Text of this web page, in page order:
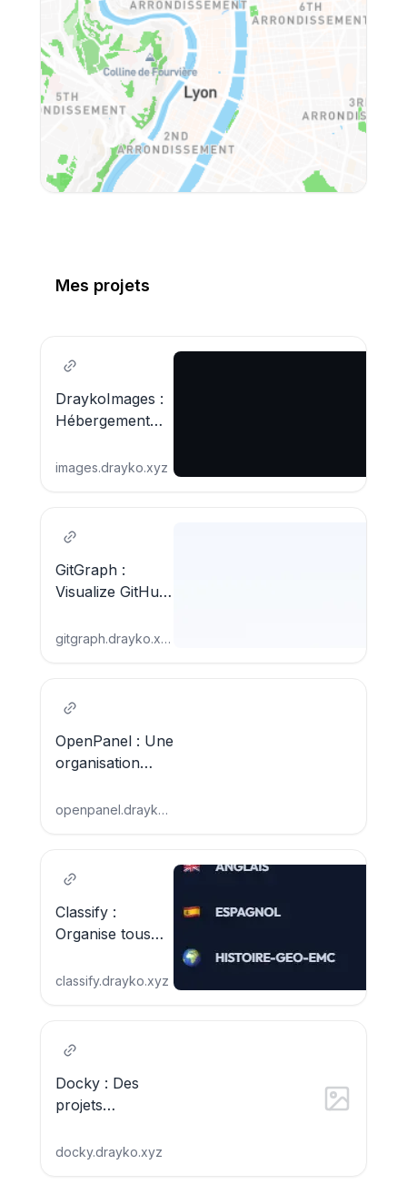
Mes projets
DraykoImages :
Hébergement
performant et
images.drayko.xyz
GitGraph :
Visualize GitHub
repositories withgitgraph.drayko.xyz
OpenPanel : Une
organisation
crée des panels
plus simple à
openpanel.drayko.xyz
Classify :
Organise tous
seul endroit
classify.drayko.xyz
Docky : Des
projets
innovants
docky.drayko.xyz